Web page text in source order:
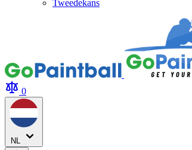
Tweedekans
0
NL